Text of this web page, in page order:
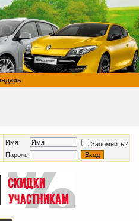
Имя
Запомнить?
Пароль